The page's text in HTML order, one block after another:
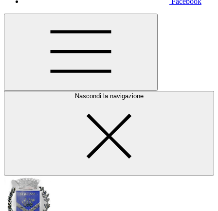
Nascondi la navigazione